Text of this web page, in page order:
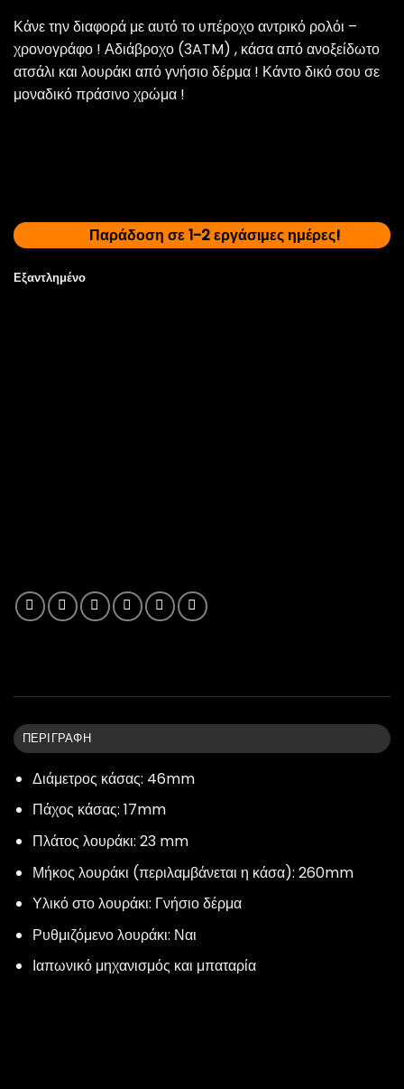
Κάνε την διαφορά με αυτό το υπέροχο αντρικό ρολόι –
χρονογράφο ! Αδιάβροχο (3ATM) , κάσα από ανοξείδωτο
ατσάλι και λουράκι απόγνήσιο δέρμα ! Κάντο δικό σου σε
μοναδικό πράσινο χρώμα !
Παράδοση σε 1-2 εργάσιμες ημέρες!
Εξαντλημένο
ΠΕΡΙΓΡΑΦΉ
Διάμετρος κάσας: 46mm
Πάχος κάσας: 17mm
Πλάτος λουράκι: 23 mm
Μήκος λουράκι (περιλαμβάνεται η κάσα): 260mm
Υλικό στο λουράκι: Γνήσιο δέρμα
Ρυθμιζόμενο λουράκι: Ναι
Ιαπωνικό μηχανισμός και μπαταρία